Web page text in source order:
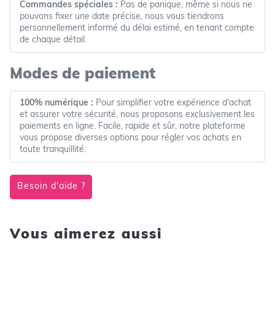
Commandes spéciales : Pas de panique, même si nous ne
pouvons fixer une date précise, nous vous tiendrons
personnellement informé du délai estimé, en tenant compte
de chaque détail.
Modes de paiement
100% numérique : Pour simplifier votre expérience d'achat
et assurer votre sécurité, nous proposons exclusivement les
paiements en ligne. Facile, rapide et sûr, notre plateforme
vous propose diverses options pour régler vos achats en
toute tranquillité.
Besoin d'aide ?
Vous aimerez aussi